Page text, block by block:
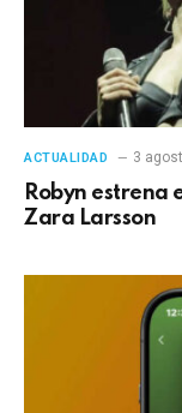
ACTUALIDAD 3
Robyn estrena
Zara Larsson